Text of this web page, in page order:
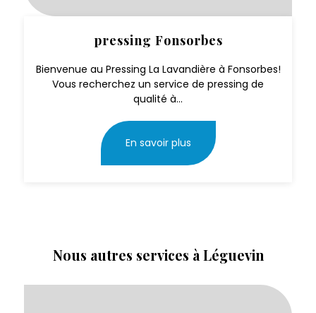
pressing Fonsorbes
Bienvenue au Pressing La Lavandière à Fonsorbes!
Vous recherchez un service de pressing de
qualité à...
En savoir plus
Nous autres services à Léguevin